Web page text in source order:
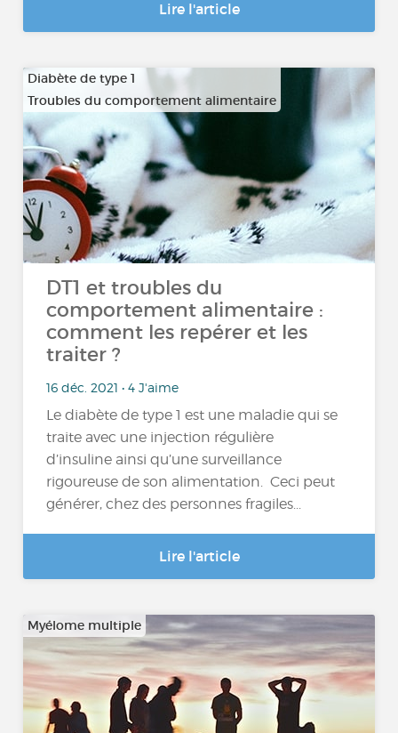
Lire l'article
Diabète de type 1
Troubles du comportement alimentaire
DT1 et troubles du
comportement alimentaire :
comment les repérer et les
traiter ?
16 déc. 2021 • 4 J'aime
Le diabète de type 1 est une maladie qui se
traite avec une injection régulière
d’insuline ainsi qu’une surveillance
rigoureuse de son alimentation. Ceci peut
générer, chez des personnes fragiles...
Lire l'article
Myélome multiple